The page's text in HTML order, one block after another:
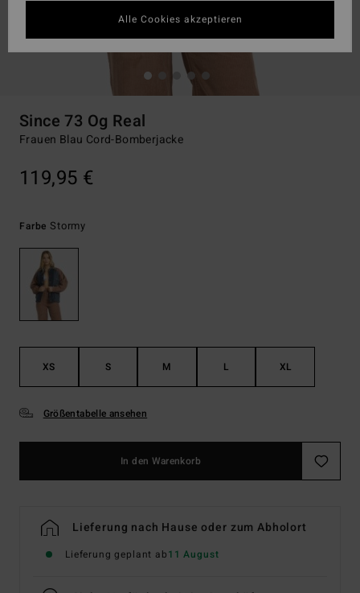
Since 73 Og Real
Frauen Blau Cord-Bomberjacke
119,95 €
Farbe Stormy
XS S M L XL
Größentabelle ansehen
In den Warenkorb
Lieferung nach Hause oder zum Abholort
Lieferung geplant ab11 August
Alle Cookies akzeptieren